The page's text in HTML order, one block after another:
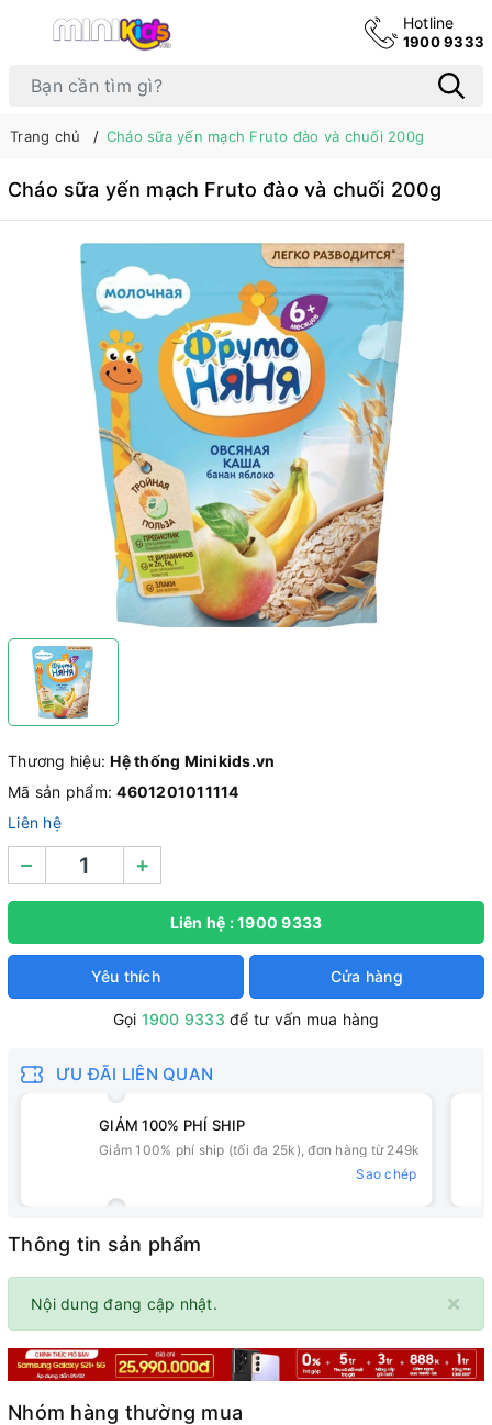
Hotline
1900 9333
Trang chủ Cháo sữa yến mạch Fruto đào và chuối 200g
Cháo sữa yến mạch Fruto đào và chuối 200g
Thương hiệu:Hệ thống Minikids.vn
Mã sản phẩm:4601201011114
Liên hệ
– +
Liên hệ : 1900 9333
Yêu thích Cửa hàng
Gọi 1900 9333 để tư vấn mua hàng
ƯU ĐÃI LIÊN QUAN
GIẢM 100% PHÍ SHIP
Giảm 100% phí ship (tối đa 25k), đơn hàng từ 249k
Sao chép
Thông tin sản phẩm
×
Nội dung đang cập nhật.
Nhóm hàng thường mua